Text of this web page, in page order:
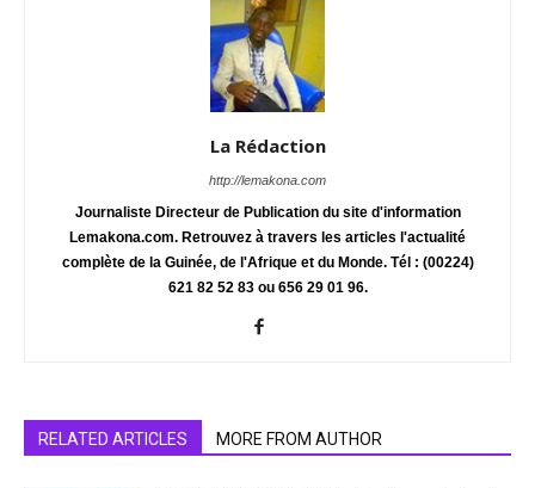
La Rédaction
http://lemakona.com
Journaliste Directeur de Publication du site d'information
Lemakona.com. Retrouvez à travers les articles l'actualité
complète de la Guinée, de l'Afrique et du Monde. Tél : (00224)
621 82 52 83 ou 656 29 01 96.
RELATED ARTICLES MORE FROM AUTHOR